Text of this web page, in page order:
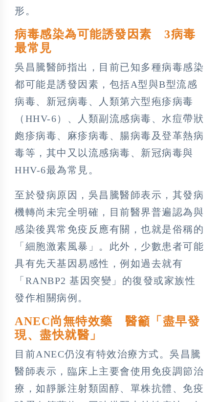
形。
病毒感染為可能誘發因素 3病毒
最常見
吳昌騰醫師指出，目前已知多種病毒感染
都可能是誘發因素，包括A型與B型流感
病毒、新冠病毒、人類第六型疱疹病毒
（HHV-6）、人類副流感病毒、水痘帶狀
皰疹病毒、麻疹病毒、腸病毒及登革熱病
毒等，其中又以流感病毒、新冠病毒與
HHV-6最為常見。
至於發病原因，吳昌騰醫師表示，其發病
機轉尚未完全明確，目前醫界普遍認為與
感染後異常免疫反應有關，也就是俗稱的
「細胞激素風暴」。此外，少數患者可能
具有先天基因易感性，例如過去就有
「RANBP2 基因突變」的復發或家族性
發作相關病例。
ANEC尚無特效藥 醫籲「盡早發
現、盡快就醫」
目前ANEC仍沒有特效治療方式。吳昌騰
醫師表示，臨床上主要會使用免疫調節治
療，如靜脈注射類固醇、單株抗體、免疫